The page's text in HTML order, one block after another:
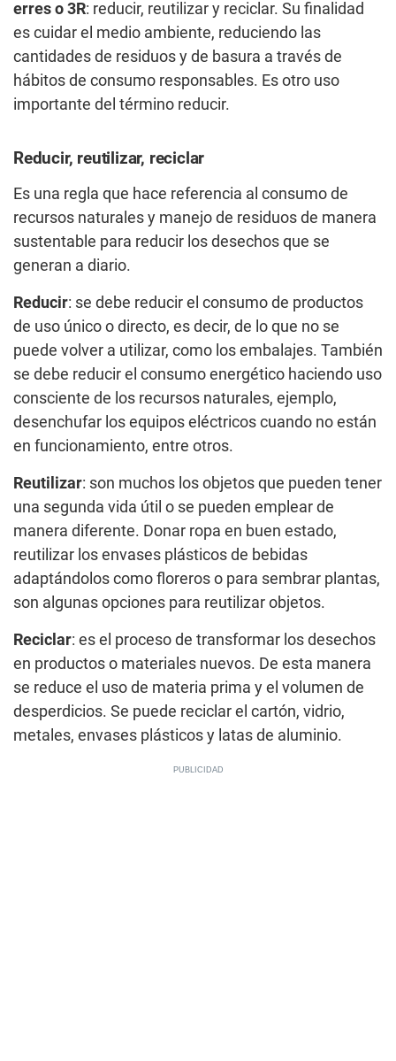
erres o 3R: reducir, reutilizar y reciclar. Su finalidad
es cuidar el medio ambiente, reduciendo las
cantidades de residuos y de basura a través de
hábitos de consumo responsables. Es otro uso
importante del término reducir.
Reducir, reutilizar, reciclar
Es una regla que hace referencia al consumo de
recursos naturales y manejo de residuos de manera
sustentable para reducir los desechos que se
generan a diario.
Reducir: se debe reducir el consumo de productos
de uso único o directo, es decir, de lo que no se
puede volver a utilizar, como los embalajes. También
se debe reducir el consumo energético haciendo uso
consciente de los recursos naturales, ejemplo,
desenchufar los equipos eléctricos cuando no están
en funcionamiento, entre otros.
Reutilizar: son muchos los objetos que pueden tener
una segunda vida útil o se pueden emplear de
manera diferente. Donar ropa en buen estado,
reutilizar los envases plásticos de bebidas
adaptándolos como floreros o para sembrar plantas,
son algunas opciones para reutilizar objetos.
Reciclar: es el proceso de transformar los desechos
en productos o materiales nuevos. De esta manera
se reduce el uso de materia prima y el volumen de
desperdicios. Se puede reciclar el cartón, vidrio,
metales, envases plásticos y latas de aluminio.